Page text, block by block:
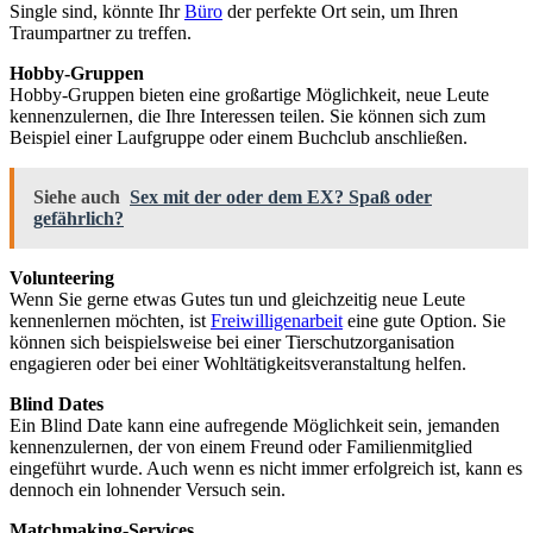
Single sind, könnte IhrBüro der perfekte Ort sein, um Ihren
Traumpartner zu treffen.
Hobby-Gruppen
Hobby-Gruppen bieten eine großartige Möglichkeit, neue Leute
kennenzulernen, die Ihre Interessen teilen. Sie können sich zum
Beispiel einer Laufgruppe oder einem Buchclub anschließen.
Siehe auch Sex mit der oder dem EX? Spaß oder
gefährlich?
Volunteering
Wenn Sie gerne etwas Gutes tun und gleichzeitig neue Leute
kennenlernen möchten, ist Freiwilligenarbeit eine gute Option. Sie
können sich beispielsweise bei einer Tierschutzorganisation
engagieren oder bei einer Wohltätigkeitsveranstaltung helfen.
Blind Dates
Ein Blind Date kann eine aufregende Möglichkeit sein, jemanden
kennenzulernen, der von einem Freund oder Familienmitglied
eingeführt wurde. Auch wenn es nicht immer erfolgreich ist, kann es
dennoch ein lohnender Versuch sein.